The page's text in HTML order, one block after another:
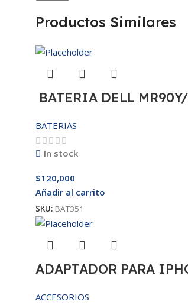
Productos Similares
BATERIA DELL
BATERIAS
In stock
$120,000
Añadir al carrito
SKU: BAT351
ADAPTADOR PARA
ACCESORIOS